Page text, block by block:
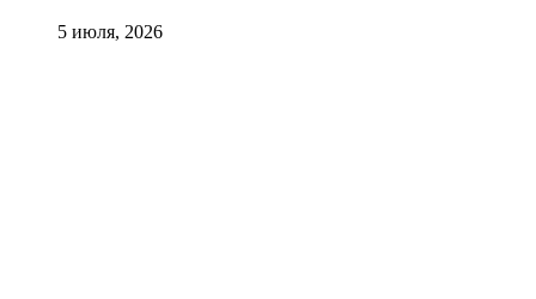
5 июля, 2026